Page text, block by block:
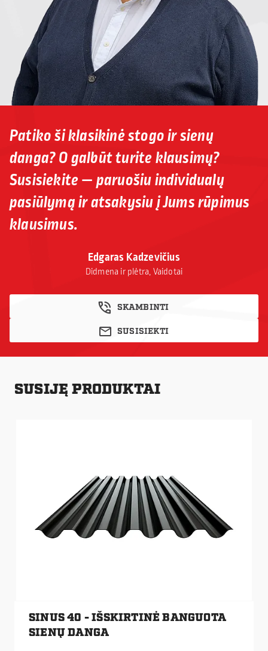
Edgaras Kadzevičius
Didmena ir plėtra, Vaidotai
SKAMBINTI
SUSISIEKTI
Patiko ši klasikinė stogo ir sienų
danga? O galbūt turite klausimų?
Susisiekite — paruošiu individualų
pasiūlymą ir atsakysiu į Jums rūpimus
klausimus.
SUSIJĘ PRODUKTAI
SINUS 40 - IŠSKIRTINĖ BANGUOTA
SIENŲ DANGA